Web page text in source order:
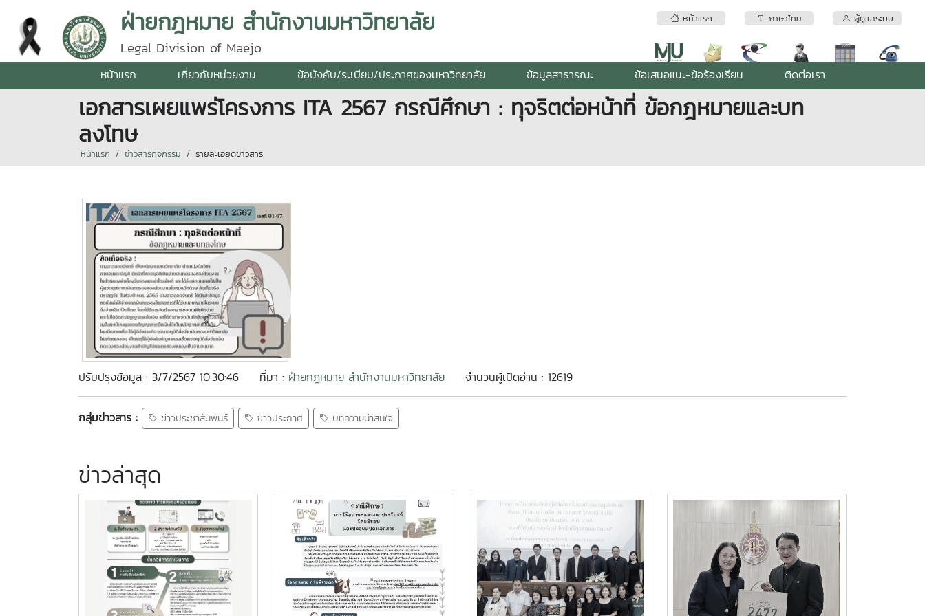
หน้าแรก ภาษาไทย ผู้ดูแลระบบ
ฝ่ายกฎหมาย สำนักงานมหาวิทยาลัย
Legal Division of Maejo
หน้าแรก เกี่ยวกับหน่วยงาน ข้อบังคับ/ระเบียบ/ประกาศของมหาวิทยาลัย ข้อมูลสาธารณะ ข้อเสนอแนะ-ข้อร้องเรียน ติดต่อเรา
เอกสารเผยแพร่โครงการ ITA 2567 กรณีศึกษา : ทุจริตต่อหน้าที่ ข้อกฎหมายและบท
ลงโทษ
หน้าแรก ข่าวสารกิจกรรม รายละเอียดข่าวสาร
ปรับปรุงข้อมูล : 3/7/2567 10:30:46 ที่มา : ฝ่ายกฎหมาย สำนักงานมหาวิทยาลัย จำนวนผู้เปิดอ่าน : 12619
กลุ่มข่าวสาร : ข่าวประชาสัมพันธ์ ข่าวประกาศ บทความน่าสนใจ
ข่าวล่าสุด